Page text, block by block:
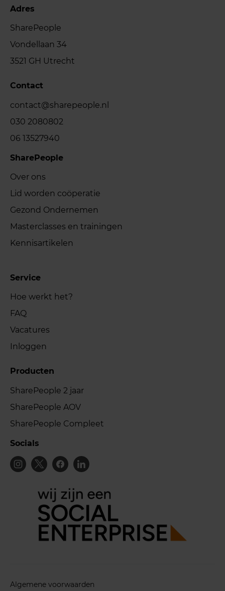
Adres
SharePeople
Vondellaan 34
3521 GH Utrecht
Contact
contact@sharepeople.nl
030 2080802
06 13527940
SharePeople
Over ons
Lid worden coöperatie
Gezond Ondernemen
Masterclasses en trainingen
Kennisartikelen
Service
Hoe werkt het?
FAQ
Vacatures
Inloggen
Producten
SharePeople 2 jaar
SharePeople AOV
SharePeople Compleet
Socials
Algemene voorwaarden